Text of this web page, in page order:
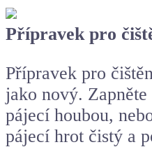
Přípravek pro
Přípravek pro
jako nový.
pájecí houbou,
pájecí hrot čistý a